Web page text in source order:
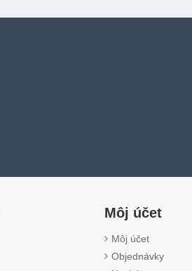
Môj účet
Môj účet
Objednávky